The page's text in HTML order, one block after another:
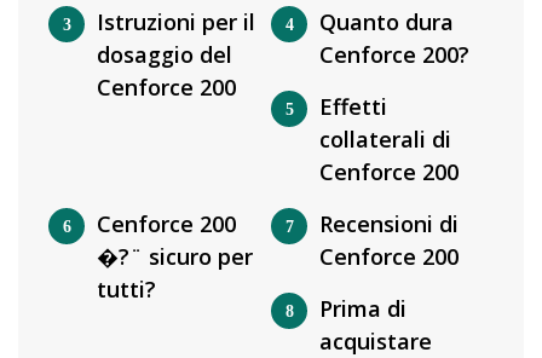
Istruzioni per il
dosaggio del
Cenforce 200
Quanto dura
Cenforce 200?
Effetti
collaterali di
Cenforce 200
Cenforce 200
�?¨ sicuro per
tutti?
Recensioni di
Cenforce 200
Prima di
acquistare